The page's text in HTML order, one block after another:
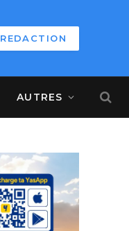
REDACTION
AUTRES